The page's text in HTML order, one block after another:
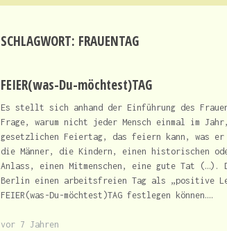
SCHLAGWORT: FRAUENTAG
FEIER(was-Du-möchtest)TAG
Es stellt sich anhand der Einführung des
Frage, warum nicht jeder Mensch einmal im
gesetzlichen Feiertag, das feiern kann, was er
die Männer, die Kindern, einen historischen
Anlass, einen Mitmenschen, eine gute Tat (…).
Berlin einen arbeitsfreien Tag als „positive
FEIER(was-Du-möchtest)TAG festlegen können….
vor 7 Jahren